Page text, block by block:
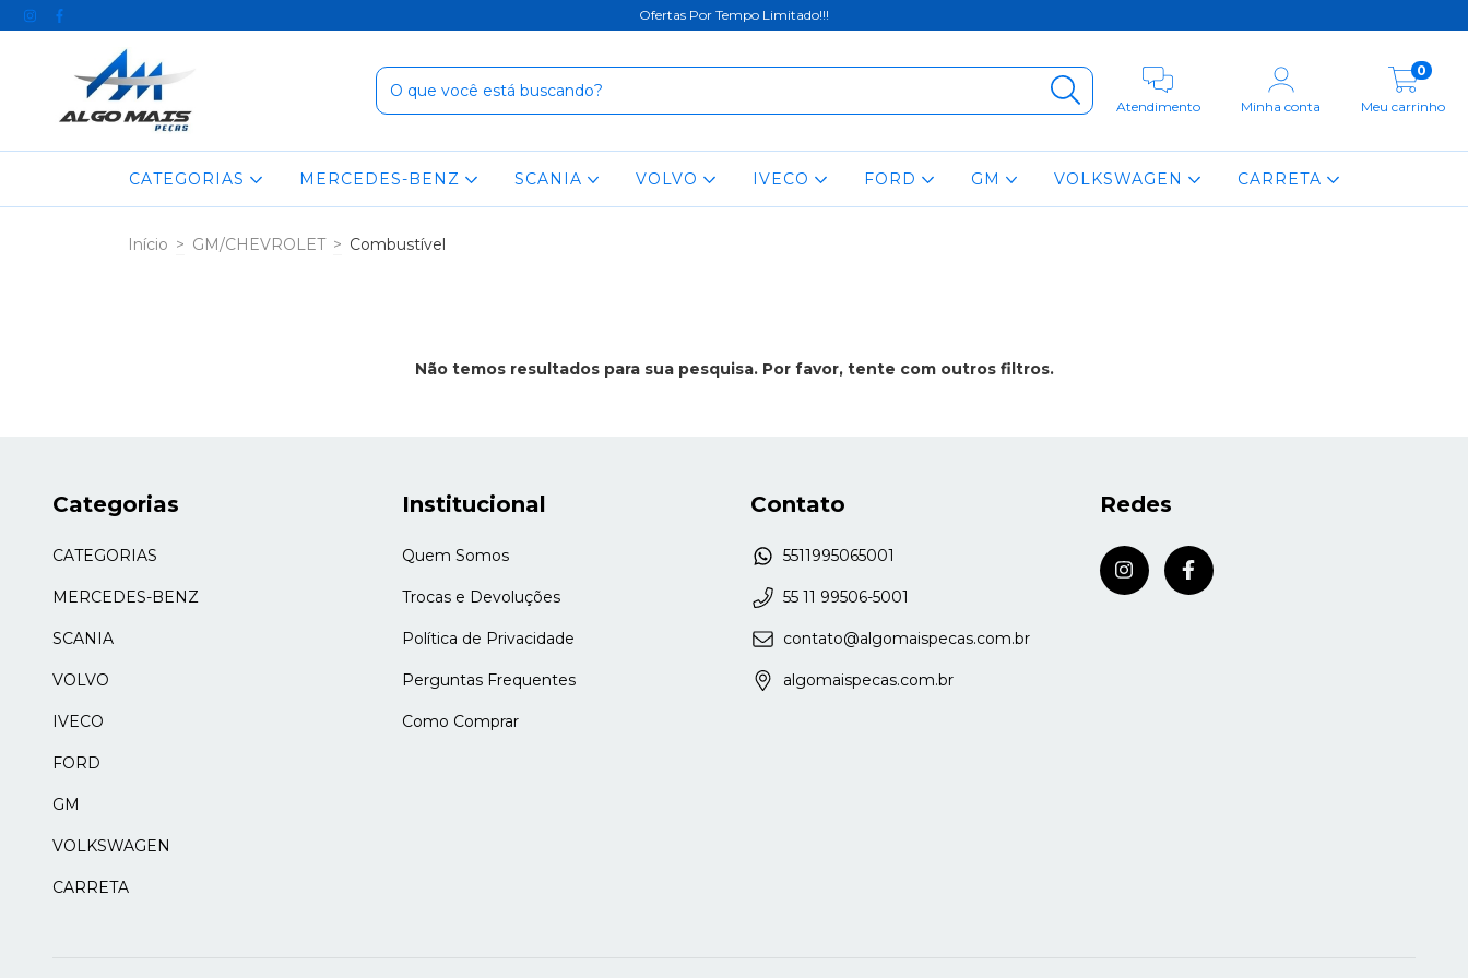
Ofertas Por Tempo Limitado!!!
Atendimento Minha conta Meu carrinho
0
CATEGORIAS MERCEDES-BENZ SCANIA VOLVO IVECO FORD GM VOLKSWAGEN CARRETA
Início > GM/CHEVROLET > Combustível
Não temos resultados para sua pesquisa. Por favor, tente com outros filtros.
Categorias
CATEGORIAS
MERCEDES-BENZ
SCANIA
VOLVO
IVECO
FORD
GM
VOLKSWAGEN
CARRETA
Institucional
Quem Somos
Trocas e Devoluções
Política de Privacidade
Perguntas Frequentes
Como Comprar
Contato
5511995065001
55 11 99506-5001
contato@algomaispecas.com.br
algomaispecas.com.br
Redes